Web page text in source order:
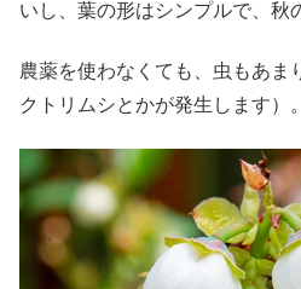
いし、葉の形はシンプルで、秋
農薬を使わなくても、虫もあま
クトリムシとかが発生します）。